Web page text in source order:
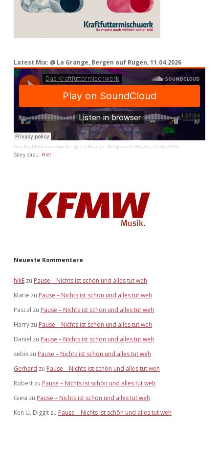
Latest Mix: @ La Grange, Bergen auf Rügen, 11.04.2026
Das Kraftfuttermischwerk · @ La Grange, Bergen auf Rügen, 11.04.2026
Story dazu: Hier.
Neueste Kommentare
hikE zu Pause – Nichts ist schön und alles tut weh
Marie zu Pause – Nichts ist schön und alles tut weh
Pascal zu Pause – Nichts ist schön und alles tut weh
Harry zu Pause – Nichts ist schön und alles tut weh
Daniel zu Pause – Nichts ist schön und alles tut weh
sebix zu Pause – Nichts ist schön und alles tut weh
Gerhard zu Pause – Nichts ist schön und alles tut weh
Robert zu Pause – Nichts ist schön und alles tut weh
Giesi zu Pause – Nichts ist schön und alles tut weh
Ken U. Diggit zu Pause – Nichts ist schön und alles tut weh